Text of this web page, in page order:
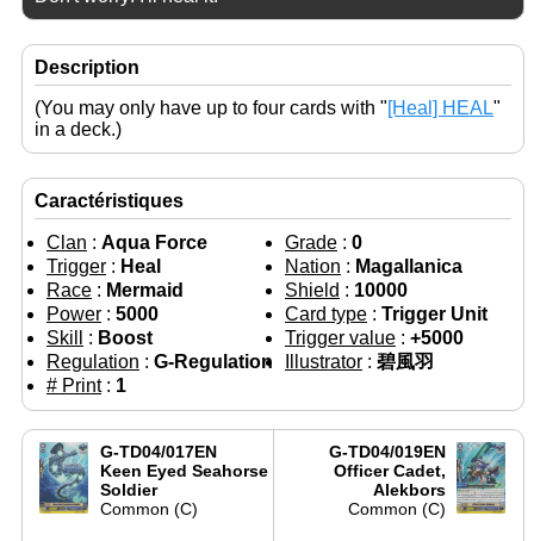
Description
(You may only have up to four cards with "[Heal] HEAL"
in a deck.)
Caractéristiques
Clan : Aqua Force Grade : 0
Trigger : Heal Nation : Magallanica
Race : Mermaid Shield : 10000
Power : 5000 Card type : Trigger Unit
Skill
: Boost Trigger value : +5000
Regulation : G-Regulation Illustrator : 碧風羽
# Print: 1
G-TD04/017EN
Keen Eyed Seahorse
Soldier
Common (C)
G-TD04/019EN
Officer Cadet,
Alekbors
Common (C)